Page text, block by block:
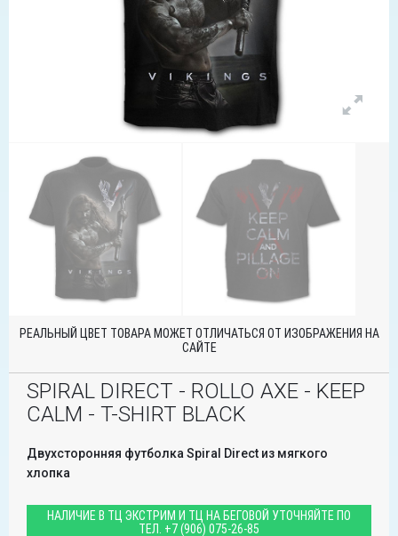
РЕАЛЬНЫЙ ЦВЕТ ТОВАРА МОЖЕТ ОТЛИЧАТЬСЯ ОТ ИЗОБРАЖЕНИЯ НА
САЙТЕ
SPIRAL DIRECT - ROLLO AXE - KEEP
CALM - T-SHIRT BLACK
Двухсторонняя футболка Spiral Direct из мягкого
хлопка
НАЛИЧИЕ В ТЦ ЭКСТРИМ И ТЦ НА БЕГОВОЙ УТОЧНЯЙТЕ ПО
ТЕЛ. +7 (906) 075-26-85